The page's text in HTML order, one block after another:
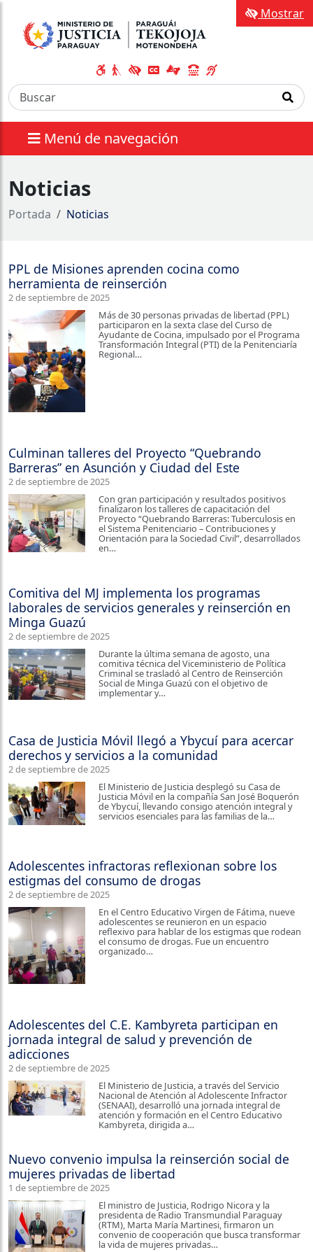
Menú de navegación
Mostrar
Noticias
Portada Noticias
PPL de Misiones aprenden cocina como
herramienta de reinserción
2 de septiembre de 2025
Más de 30 personas privadas de libertad (PPL)
participaron en la sexta clase del Curso de
Ayudante de Cocina, impulsado por el Programa
Transformación Integral (PTI) de la Penitenciaría
Regional…
Culminan talleres del Proyecto “Quebrando
Barreras” en Asunción y Ciudad del Este
2 de septiembre de 2025
Con gran participación y resultados positivos
finalizaron los talleres de capacitación del
Proyecto “Quebrando Barreras: Tuberculosis en
el Sistema Penitenciario – Contribuciones y
Orientación para la Sociedad Civil”, desarrollados
en…
Comitiva del MJ implementa los programas
laborales de servicios generales y reinserción en
Minga Guazú
2 de septiembre de 2025
Durante la última semana de agosto, una
comitiva técnica del Viceministerio de Política
Criminal se trasladó al Centro de Reinserción
Social de Minga Guazú con el objetivo de
implementar y…
Casa de Justicia Móvil llegó a Ybycuí para acercar
derechos y servicios a la comunidad
2 de septiembre de 2025
El Ministerio de Justicia desplegó su Casa de
Justicia Móvil en la compañía San José Boquerón
de Ybycuí, llevando consigo atención integral y
servicios esenciales para las familias de la…
Adolescentes infractoras reflexionan sobre los
estigmas del consumo de drogas
2 de septiembre de 2025
En el Centro Educativo Virgen de Fátima, nueve
adolescentes se reunieron en un espacio
reflexivo para hablar de los estigmas que rodean
el consumo de drogas. Fue un encuentro
organizado…
Adolescentes del C.E. Kambyreta participan en
jornada integral de salud y prevención de
adicciones
2 de septiembre de 2025
El Ministerio de Justicia, a través del Servicio
Nacional de Atención al Adolescente Infractor
(SENAAI), desarrolló una jornada integral de
atención y formación en el Centro Educativo
Kambyreta, dirigida a…
Nuevo convenio impulsa la reinserción social de
mujeres privadas de libertad
1 de septiembre de 2025
El ministro de Justicia, Rodrigo Nicora y la
presidenta de Radio Transmundial Paraguay
(RTM), Marta María Martinesi, firmaron un
convenio de cooperación que busca transformar
la vida de mujeres privadas…